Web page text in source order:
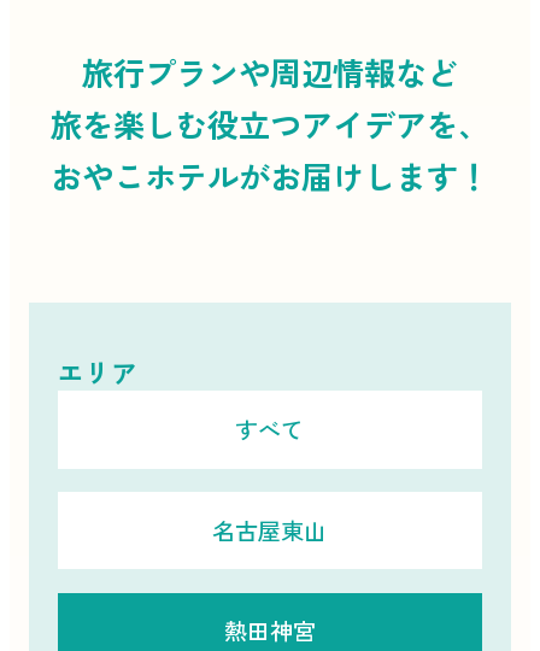
旅行プランや周辺情報など
旅を楽しむ役立つアイデアを、
おやこホテルがお届けします！
エリア
すべて
名古屋東山
熱田神宮